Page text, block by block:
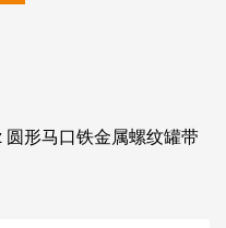
形马口铁金属螺纹罐带